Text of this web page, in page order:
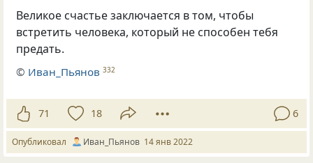
Великое счастье заключается в том, чтобы
встретить человека, который не способен тебя
предать.
© Иван_Пьянов 332
71 18 6
Опубликовал Иван_Пьянов 14 янв 2022